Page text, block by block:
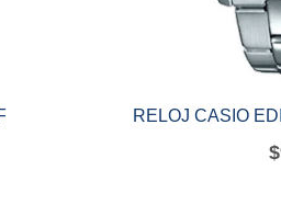
RELOJ CASIO
$